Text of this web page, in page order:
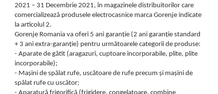
2021 – 31 Decembrie 2021, în magazinele distribuitorilor care
comercializează produsele electrocasnice marca Gorenje indicate
la articolul 2.
Gorenje Romania va oferi 5 ani garanție (2 ani garanție standard
+ 3 ani extra-garanție) pentru următoarele categorii de produse:
- Aparate de gătit (aragazuri, cuptoare incorporabile, plite, plite
incorporabile);
- Mașini de spălat rufe, uscătoare de rufe precum și mașini de
spălat rufe cu uscător;